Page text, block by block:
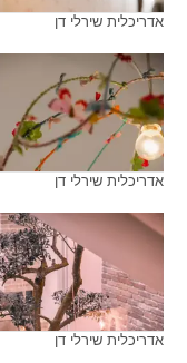
אדריכלית שירלי דן
אדריכלית שירלי דן
אדריכלית שירלי דן